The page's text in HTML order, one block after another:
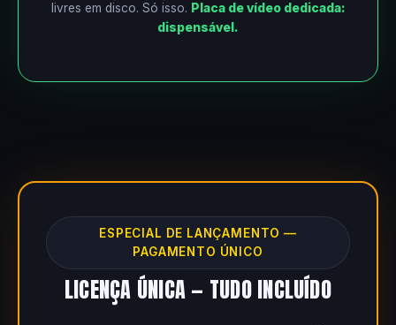
livres em disco. Só isso. Placa de vídeo dedicada:
dispensável.
ESPECIAL DE LANÇAMENTO —
PAGAMENTO ÚNICO
LICENÇA ÚNICA — TUDO INCLUÍDO